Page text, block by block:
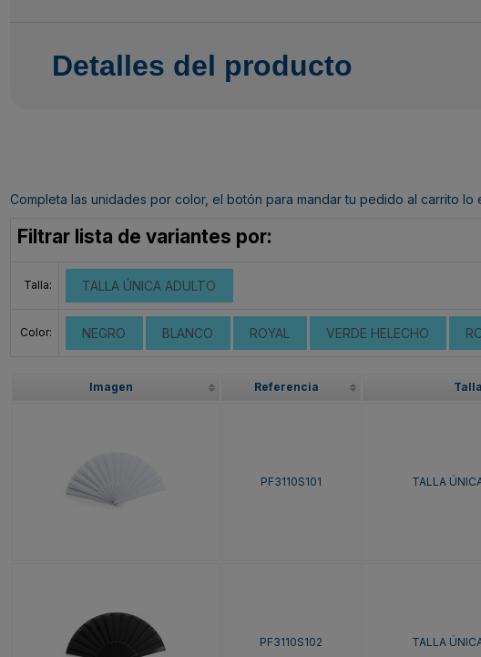
Detalles del producto
Completa las unidades por color, el botón para mandar tu pedido al carrito lo
Filtrar lista de variantes por:
Talla: TALLA ÚNICA ADULTO
Color: NEGRO BLANCO ROYAL VERDE HELECHO
Imagen Referencia Talla
PF3110S101 TALLA
PF3110S102 TALLA